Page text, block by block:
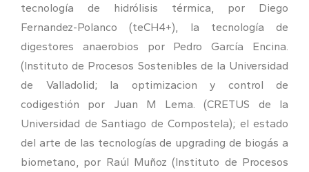
tecnología de hidrólisis térmica, por Diego
Fernandez-Polanco (teCH4+), la tecnología de
digestores anaerobios por Pedro García Encina.
(Instituto de Procesos Sostenibles de la Universidad
de Valladolid; la optimizacion y control de
codigestión por Juan M Lema. (CRETUS de la
Universidad de Santiago de Compostela); el estado
del arte de las tecnologías de upgrading de biogás a
biometano, por Raúl Muñoz (Instituto de Procesos